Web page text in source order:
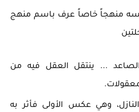
منهجاً خاصاً عرف باسم منهج
الصاعد ... ينتقل العقل فيه من
النازل، وهي عكس الأولى فأثر به